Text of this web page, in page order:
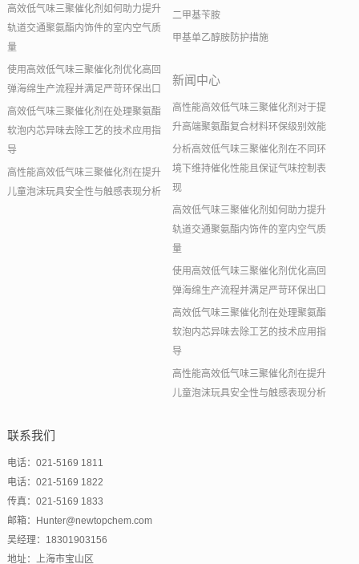
高效低气味三聚催化剂如何助力提升
轨道交通聚氨酯内饰件的室内空气质
量
使用高效低气味三聚催化剂优化高回
弹海绵生产流程并满足严苛环保出口
高效低气味三聚催化剂在处理聚氨酯
软泡内芯异味去除工艺的技术应用指
导
高性能高效低气味三聚催化剂在提升
儿童泡沫玩具安全性与触感表现分析
二甲基苄胺
甲基单乙醇胺防护措施
新闻中心
高性能高效低气味三聚催化剂对于提
升高端聚氨酯复合材料环保级别效能
分析高效低气味三聚催化剂在不同环
境下维持催化性能且保证气味控制表
现
高效低气味三聚催化剂如何助力提升
轨道交通聚氨酯内饰件的室内空气质
量
使用高效低气味三聚催化剂优化高回
弹海绵生产流程并满足严苛环保出口
高效低气味三聚催化剂在处理聚氨酯
软泡内芯异味去除工艺的技术应用指
导
高性能高效低气味三聚催化剂在提升
儿童泡沫玩具安全性与触感表现分析
联系我们
电话：021-5169 1811
电话：021-5169 1822
传真：021-5169 1833
邮箱：Hunter@newtopchem.com
吴经理：18301903156
地址：上海市宝山区